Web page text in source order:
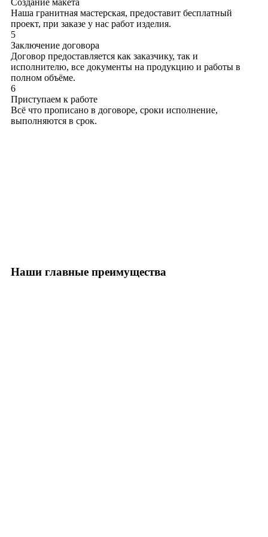
Создание макета
Наша гранитная мастерская, предоставит бесплатный
проект, при заказе у нас работ изделия.
5
Заключение договора
Договор предоставляется как заказчику, так и
исполнителю, все документы на продукцию и работы в
полном объёме.
6
Приступаем к работе
Всё что прописано в договоре, сроки исполнение,
выполняются в срок.
Наши главные преимущества